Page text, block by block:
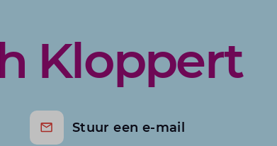
Kloppert
Stuur een e-mail